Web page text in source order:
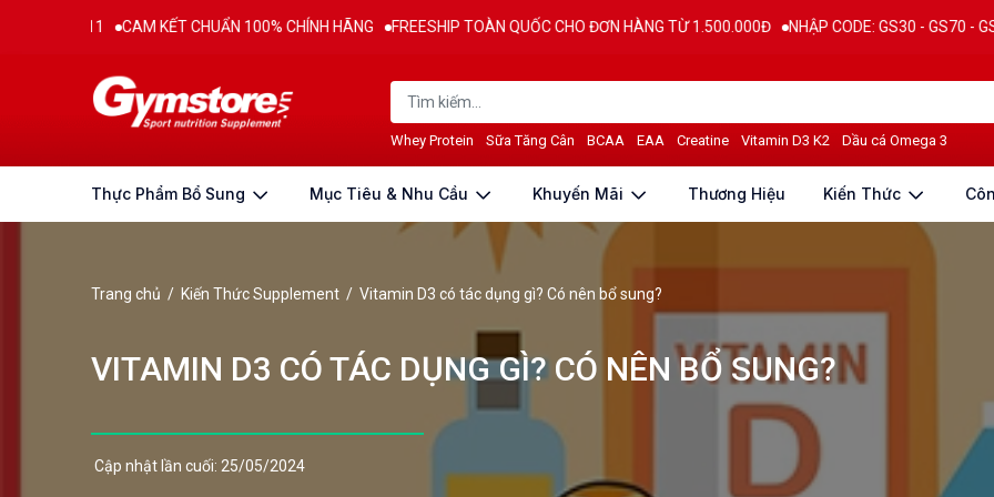
CAM KẾT CHUẨN 100% CHÍNH HÃNG FREESHIP TOÀN QUỐC CHO ĐƠN HÀNG TỪ 1.500.000Đ NHẬP CODE: GS30 - GS70 - GS100 giảm
Whey Protein Sữa Tăng Cân BCAA EAA Creatine Vitamin D3 K2 Dầu cá Omega 3
Thực Phẩm Bổ Sung Mục Tiêu & Nhu Cầu Khuyến Mãi Thương Hiệu Kiến Thức
Trang chủ / Kiến Thức Supplement / Vitamin D3 có tác dụng gì? Có nên bổ sung?
VITAMIN D3 CÓ TÁC DỤNG GÌ? CÓ NÊN BỔ SUNG?
Cập nhật lần cuối: 25/05/2024